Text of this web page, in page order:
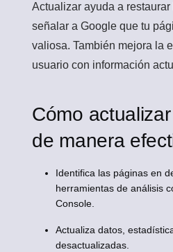
Actualizar ayuda a restaurar
señalar a Google que tu
valiosa. También mejora la
usuario con información
Cómo
de manera
Identifica las páginas en
herramientas de análisis
Console.
Actualiza datos,
desactualizadas.